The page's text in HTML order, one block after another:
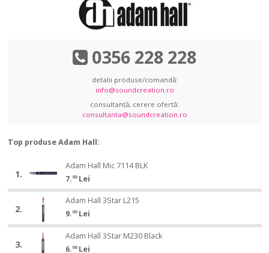
0356 228 228
detalii produse/comandă:
info@soundcreation.ro
consultanță, cerere ofertă:
consultanta@soundcreation.ro
Top produse Adam Hall:
Hall
Mic
BLK
1.
Mic
7114
BLK
Adam Hall Mic 7114 BLK
7. 00 Lei
Hall
3Star
2.
Adam
Hall
3Star
L215
Adam Hall 3Star L215
9. 00 Lei
Hall
3.
Adam
Hall
Adam Hall 3Star M230 Black
6. 00 Lei